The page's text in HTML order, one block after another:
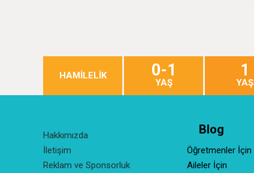
HAMİLELİK 0-1
YAŞ
1
YAŞ
Hakkımızda
İletişim
Reklam ve Sponsorluk
Blog
Öğretmenler İçin
Aileler İçin